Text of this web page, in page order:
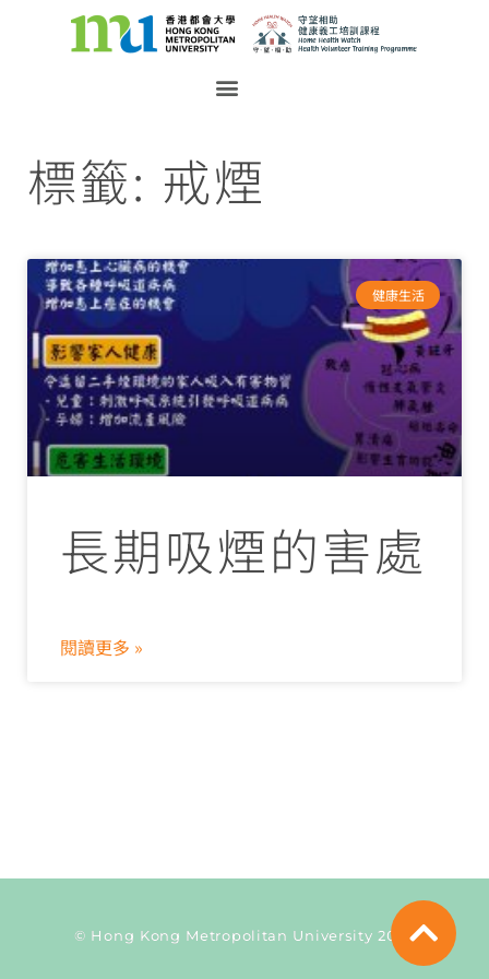
標籤: 戒煙
健康生活
長期吸煙的害處
閱讀更多 »
© Hong Kong Metropolitan University 2026